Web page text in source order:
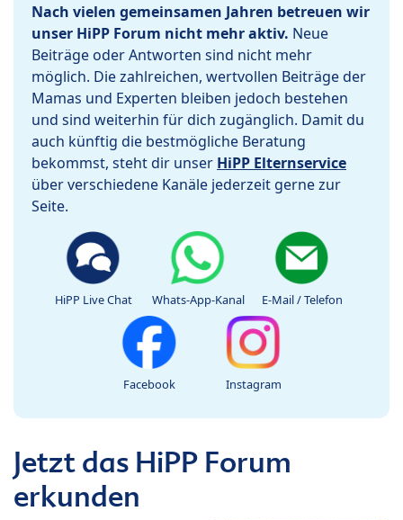
Nach vielen gemeinsamen Jahren betreuen wir
unser HiPP Forum nicht mehr aktiv. Neue
Beiträge oder Antworten sind nicht mehr
möglich. Die zahlreichen, wertvollen Beiträge der
Mamas und Experten bleiben jedoch bestehen
und sind weiterhin für dich zugänglich. Damit du
auch künftig die bestmögliche Beratung
bekommst, steht dir unser HiPP Elternservice
über verschiedene Kanäle jederzeit gerne zur
Seite.
HiPP Live Chat Whats-App-Kanal E-Mail / Telefon
Facebook Instagram
Jetzt das HiPP Forum
erkunden